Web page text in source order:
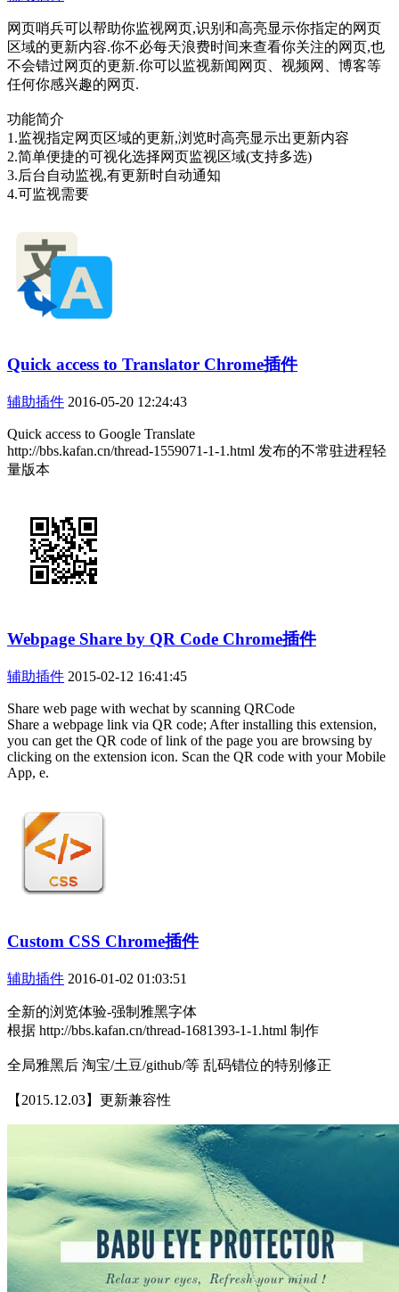
网页哨兵可以帮助你监视网页,识别和高亮显示你指定的网页
区域的更新内容.你不必每天浪费时间来查看你关注的网页,也
不会错过网页的更新.你可以监视新闻网页、视频网、博客等
任何你感兴趣的网页.
功能简介
1.监视指定网页区域的更新,浏览时高亮显示出更新内容
2.简单便捷的可视化选择网页监视区域(支持多选)
3.后台自动监视,有更新时自动通知
4.可监视需要
Quick access to Translator Chrome插件
辅助插件 2016-05-20 12:24:43
Quick access to Google Translate
http://bbs.kafan.cn/thread-1559071-1-1.html 发布的不常驻进程轻
量版本
Webpage Share by QR Code Chrome插件
辅助插件 2015-02-12 16:41:45
Share web page with wechat by scanning QRCode
Share a webpage link via QR code; After installing this extension,
you can get the QR code of link of the page you are browsing by
clicking on the extension icon. Scan the QR code with your Mobile
App, e.
Custom CSS Chrome插件
辅助插件 2016-01-02 01:03:51
全新的浏览体验-强制雅黑字体
根据 http://bbs.kafan.cn/thread-1681393-1-1.html 制作
全局雅黑后 淘宝/土豆/github/等 乱码错位的特别修正
【2015.12.03】更新兼容性